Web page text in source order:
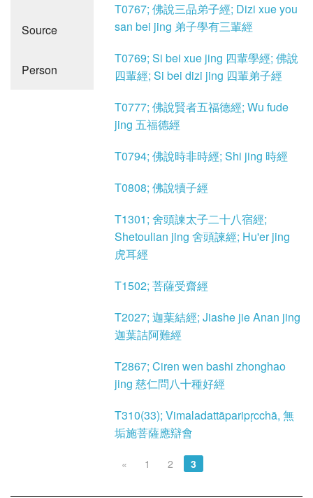
Source
Person
T0767; 佛說三品弟子經; Dizi xue you
san bei jing 弟子學有三輩經
T0769; Si bei xue jing 四輩學經; 佛說
四輩經; Si bei dizi jing 四輩弟子經
T0777; 佛說賢者五福德經; Wu fude
jing 五福德經
T0794; 佛說時非時經; Shi jing 時經
T0808; 佛說犢子經
T1301; 舍頭諫太子二十八宿經;
Shetoulian jing 舍頭諫經; Hu'er jing
虎耳經
T1502; 菩薩受齋經
T2027; 迦葉結經; Jiashe jie Anan jing
迦葉詰阿難經
T2867; Ciren wen bashi zhonghao
jing 慈仁問八十種好經
T310(33); Vimaladattāparipṛcchā, 無
垢施菩薩應辯會
« 1 2 3